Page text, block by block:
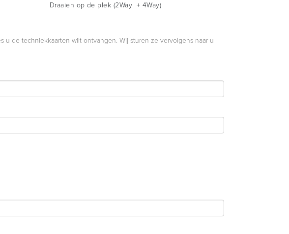
Draaien op de plek (2Way + 4Way)
de techniekkaarten wilt ontvangen. Wij sturen ze vervolgens naar u